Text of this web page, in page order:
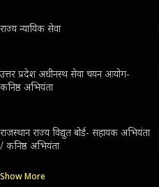
राज्य न्यायिक सेवा
उत्तर प्रदेश अधीनस्थ सेवा चयन आयोग-
कनिष्ठ अभियंता
राजस्थान राज्य विद्युत बोर्ड- सहायक अभियंता
/ कनिष्ठ अभियंता
Show More